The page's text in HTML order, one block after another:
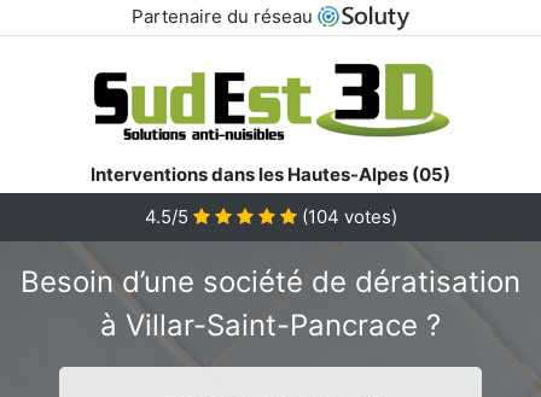
Partenaire du réseau
Interventions dans les Hautes-Alpes (05)
4.5/5
(104 votes)
Besoin d’une société de dératisation
à Villar-Saint-Pancrace ?